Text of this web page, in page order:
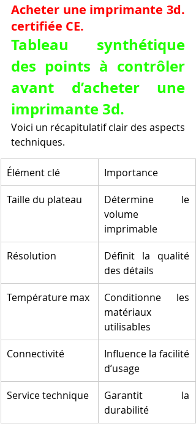
Acheter une imprimante 3d.
certifiée CE.
Tableau synthétique
des points à contrôler
avant d’acheter une
imprimante 3d.
Voici un récapitulatif clair des aspects
techniques.
Élément clé
Importance
Taille du plateau
Détermine le
volume
imprimable
Résolution
Définit la qualité
des détails
Température max
Conditionne les
matériaux
utilisables
Connectivité
Influence la facilité
d’usage
Service technique
Garantit la
durabilité